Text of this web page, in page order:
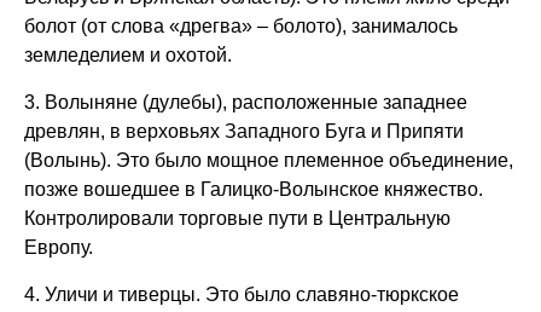
болот (от слова «дрегва» – болото), занималось
земледелием и охотой.
3. Волыняне (дулебы), расположенные западнее
древлян, в верховьях Западного Буга и Припяти
(Волынь). Это было мощное племенное объединение,
позже вошедшее в Галицко-Волынское княжество.
Контролировали торговые пути в Центральную
Европу.
4. Уличи и тиверцы. Это было славяно-тюркское